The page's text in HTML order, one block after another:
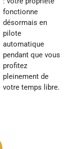
votre temps libre.